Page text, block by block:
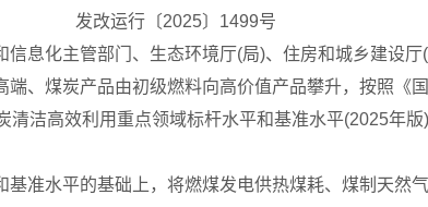
发改运行〔2025〕1499号
息化主管部门、生态环境厅(局)、住房和城乡建设厅
、煤炭产品由初级燃料向高价值产品攀升，按照《
洁高效利用重点领域标杆水平和基准水平(2025年版
准水平的基础上，将燃煤发电供热煤耗、煤制天然